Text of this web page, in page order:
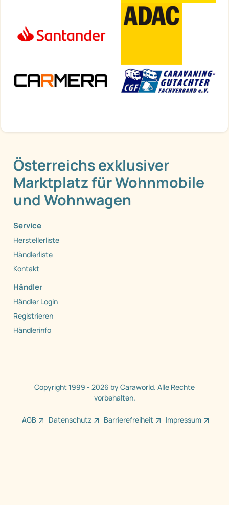
Österreichs exklusiver
Marktplatz für Wohnmobile
und Wohnwagen
Service
Herstellerliste
Händlerliste
Kontakt
Händler
Händler Login
Registrieren
Händlerinfo
Copyright 1999 - 2026 by Caraworld. Alle Rechte
vorbehalten.
AGB Datenschutz Barrierefreiheit Impressum